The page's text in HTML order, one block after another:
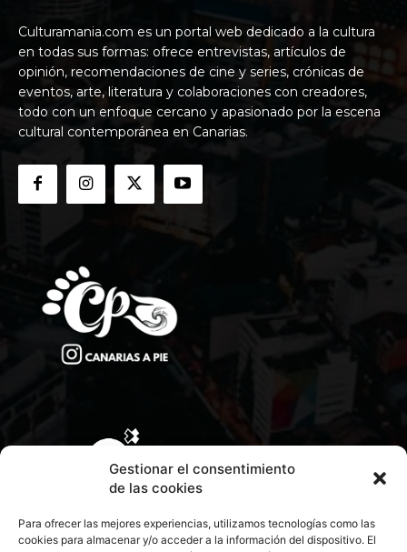
Gestionar el consentimiento
de las cookies
Para ofrecer las mejores experiencias, utilizamos tecnologías como las
cookies para almacenar y/o acceder a la información del dispositivo. El
Culturamania.com es un portal web dedicado a la cultura
en todas sus formas: ofrece entrevistas, artículos de
opinión, recomendaciones de cine y series, crónicas de
eventos, arte, literatura y colaboraciones con creadores,
todo con un enfoque cercano y apasionado por la escena
cultural contemporánea en Canarias.